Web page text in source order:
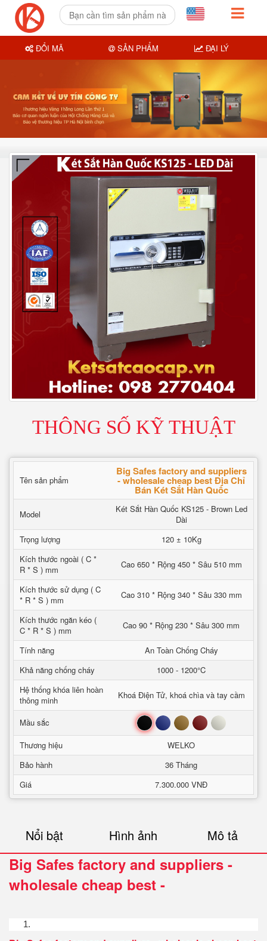
THÔNG SỐ KỸ THUẬT
Tên sản phẩm
Big Safes factory and suppliers
- wholesale cheap best Địa Chỉ
Bán Két Sắt Hàn Quốc
Model
Két Sắt Hàn Quốc KS125 - Brown Led
Dài
Trọng lượng
120 ± 10Kg
Kích thước ngoài ( C *
R * S ) mm
Cao 650 * Rộng 450 * Sâu 510 mm
Kích thước sử dụng ( C
* R * S ) mm
Cao 310 * Rộng 340 * Sâu 330 mm
Kích thước ngăn kéo (
C * R * S ) mm
Cao 90 * Rộng 230 * Sâu 300 mm
Tính năng
An Toàn Chống Cháy
Khả năng chống cháy
1000 - 1200°C
Hệ thống khóa liên hoàn
thông minh
Khoá Điện Tử, khoá chìa và tay cầm
Mầu sắc Đen Xanh Nâu Đỏ Trắng
Thương hiệu
WELKO
Bảo hành
36 Tháng
Giá
7.300.000 VNĐ
Nổi bật Hình ảnh Mô tả
Big Safes factory and suppliers -
wholesale cheap best -
ĐỔI MÃ SẢN PHẨM ĐẠI LÝ